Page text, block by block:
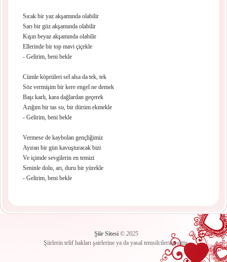
Sıcak bir yaz akşamında olabilir
Sarı bir güz akşamında olabilir
Kışın beyaz akşamında olabilir
Ellerinde bir top mavi çiçekle
- Gelirim, beni bekle
Cümle köprüleri sel alsa da tek, tek
Söz vermişim bir kere engel ne demek
Başı karlı, kara dağlardan geçerek
Azığım bir tas su, bir dürüm ekmekle
- Gelirim, beni bekle
Vermese de kaybolan gençliğimiz
Ayıran bir gün kavuşturacak bizi
Ve içimde sevgilerin en temizi
Seninle dolu, arı, duru bir yürekle
- Gelirim, beni bekle
Şiir Sitesi© 2025
Şiirlerin telif hakları şairlerine ya da yasal temsilcilerine aittir.